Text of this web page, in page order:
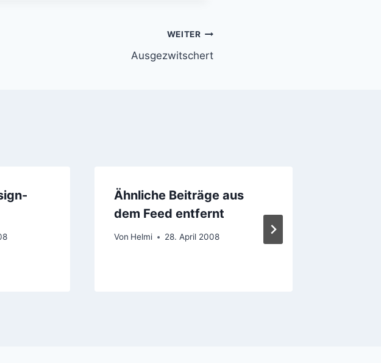
WEITER
Ausgezwitschert
Ähnliche Beiträge aus
dem Feed entfernt
Von Helmi 28. April 2008